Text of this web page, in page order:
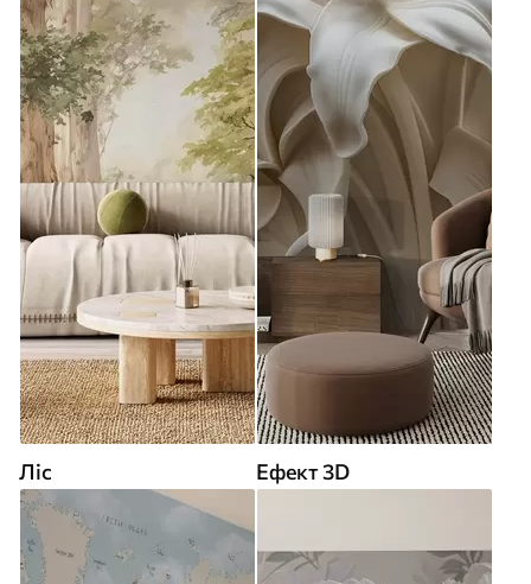
Ліс Ефект 3D